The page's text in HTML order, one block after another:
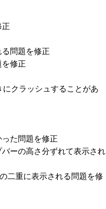
正
問題を修正
を修正
クラッシュすることがあ
た問題を修正
ーの高さ分ずれて表示され
二重に表示される問題を修